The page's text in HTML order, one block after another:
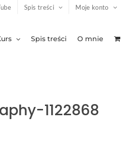
Spis treści Moje konto
Spis treści O mnie
1122868